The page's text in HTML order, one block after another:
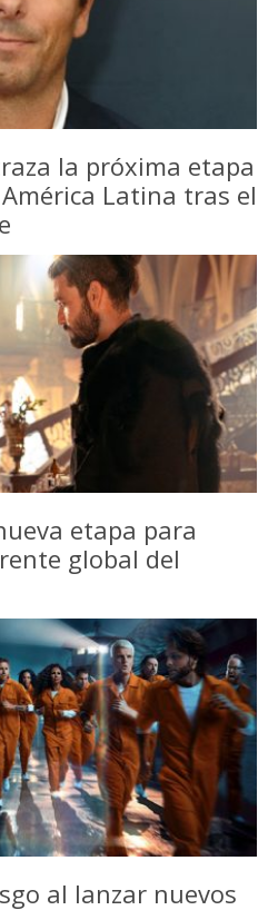
la próxima etapa
Latina tras el
etapa para
global del
al lanzar nuevos